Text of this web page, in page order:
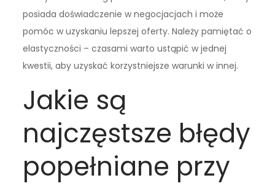
posiada doświadczenie w negocjacjach i może
pomóc w uzyskaniu lepszej oferty. Należy pamiętać o
elastyczności – czasami warto ustąpić w jednej
kwestii, aby uzyskać korzystniejsze warunki w innej.
Jakie są
najczęstsze błędy
popełniane przy